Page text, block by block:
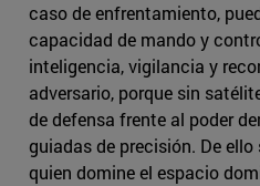
caso de enfrentamiento,
capacidad de mando y
inteligencia, vigilancia y
adversario, porque sin
de defensa frente al poder
guiadas de precisión. De
quien domine el espacio